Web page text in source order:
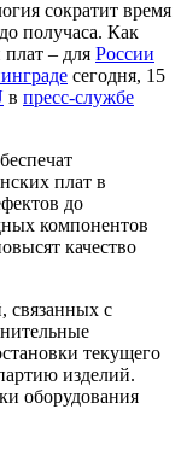
сократит время
получаса. Как
– для России
сегодня, 15
в пресс-службе
плат в
до
компонентов
качество
связанных с
текущего
изделий.
оборудования